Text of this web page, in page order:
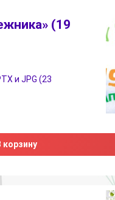
(19
и JPG (23
корзину